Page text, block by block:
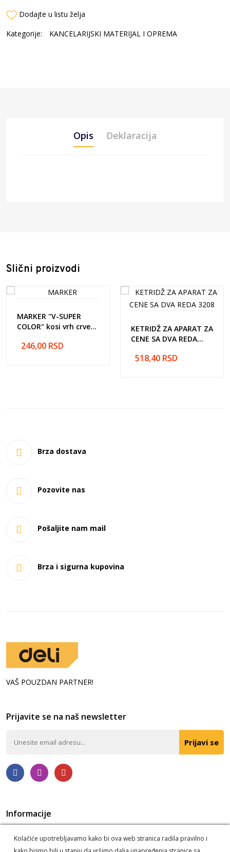
Dodajte u listu želja
Kategorije:
KANCELARIJSKI MATERIJAL I OPREMA
Opis Deklaracija
Uvoznik: Pulse Office d.o.o. Prva industrijska br.5, Nova
Slični proizvodi
MARKER "V-SUPER
COLOR" kosi vrh crveni
246,00 RSD
KETRIDŽ ZA APARAT ZA
CENE SA DVA REDA
518,40 RSD
Brza dostava
Pozovite nas
Pošaljite nam mail
Brza i sigurna kupovina
VAŠ POUZDAN PARTNER!
Prijavite se na naš newsletter
Prijavi se
Informacije
Korišćenje kolačića
Postupak reklamacije i odustanka
Kolačiće upotrebljavamo kako bi ova web stranica radila pravilno i